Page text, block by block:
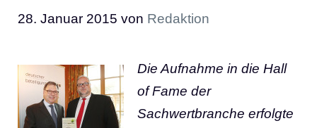
28. Januar 2015 von Redaktion
Die Aufnahme in die Hall
of Fame der
Sachwertbranche erfolgte